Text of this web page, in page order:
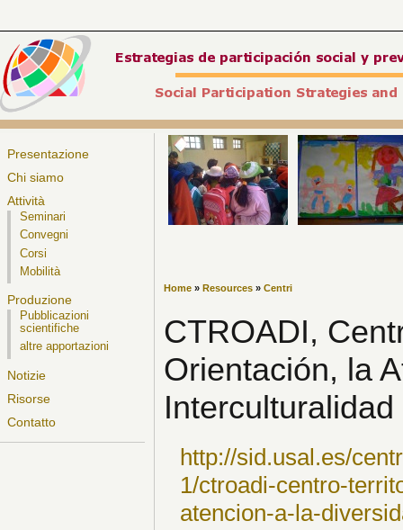
Presentazione
Chi siamo
Attività
Seminari
Convegni
Corsi
Mobilità
Produzione
Pubblicazioni
scientifiche
altre apportazioni
Notizie
Risorse
Contatto
Home » Resources » Centri
CTROADI,
Orientación, la
http://sid.usal.es/
1/ctroadi-centro-
atencion-a-la-